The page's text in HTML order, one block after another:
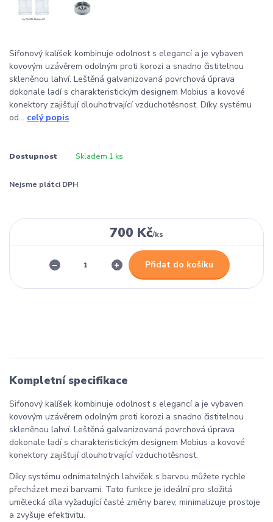
Sifonový kalíšek kombinuje odolnost s elegancí a je vybaven
kovovým uzávěrem odolným proti korozi a snadno čistitelnou
skleněnou lahví. Leštěná galvanizovaná povrchová úprava
dokonale ladí s charakteristickým designem Mobius a kovové
konektory zajišťují dlouhotrvající vzduchotěsnost. Díky systému
od... celý popis
Dostupnost Skladem 1 ks
Nejsme plátci DPH
700 Kč/ks
Přidat do košíku
Kompletní specifikace
Sifonový kalíšek kombinuje odolnost s elegancí a je vybaven
kovovým uzávěrem odolným proti korozi a snadno čistitelnou
skleněnou lahví. Leštěná galvanizovaná povrchová úprava
dokonale ladí s charakteristickým designem Mobius a kovové
konektory zajišťují dlouhotrvající vzduchotěsnost.
Díky systému odnímatelných lahviček s barvou můžete rychle
přecházet mezi barvami. Tato funkce je ideální pro složitá
umělecká díla vyžadující časté změny barev, minimalizuje prostoje
a zvyšuje efektivitu.